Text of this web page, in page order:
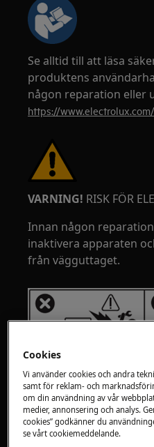
Se alltid till att läsa
produktens
någon reparation eller
https://
VARNING! RISK FÖR
Innan någon
inaktivera apparaten
från vägguttaget.
VARNING!RISK FÖR
Cookies
Vi använder cookies och andra
samt för reklam- och
om din användning av vår
medier, annonsering och analys.
cookies” godkänner du
se vårt cookiemeddelande.